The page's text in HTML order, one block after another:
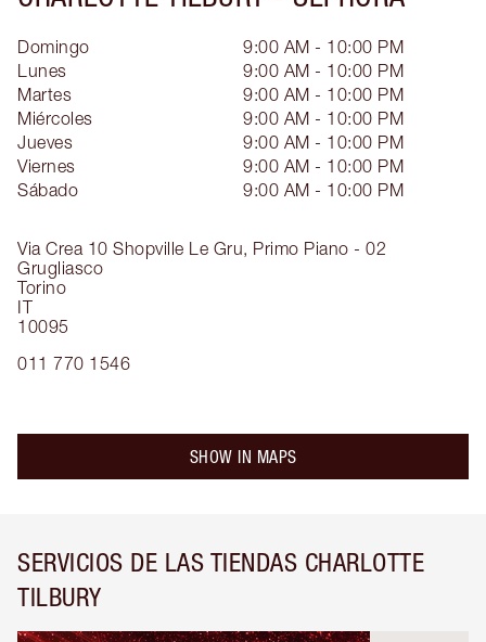
Via Crea 10 Shopville Le Gru, Primo Piano - 02
Grugliasco
Torino
IT
10095
011 770 1546
Domingo
9:00 AM - 10:00 PM
Lunes
9:00 AM - 10:00 PM
Martes
9:00 AM - 10:00 PM
Miércoles
9:00 AM - 10:00 PM
Jueves
9:00 AM - 10:00 PM
Viernes
9:00 AM - 10:00 PM
Sábado
9:00 AM - 10:00 PM
SHOW IN MAPS
SERVICIOS DE LAS TIENDAS CHARLOTTE
TILBURY